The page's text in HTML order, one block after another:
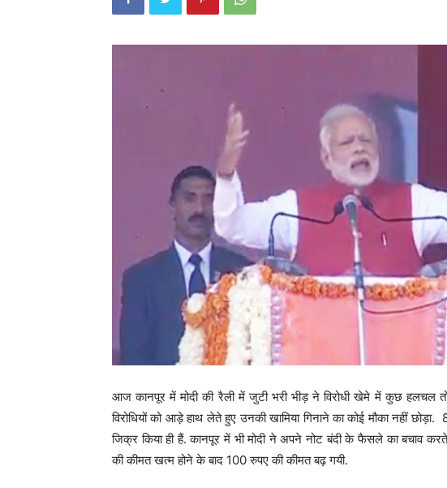
आज कानपूर में मोदी की रैली में जुटी भरी भीड़ ने विरोधी खेमे में कुछ हलचल तो
विरोधियों को आड़े हाथ लेते हुए उनकी खामिया गिनाने का कोई मौका नहीं छोड़ा.
जिक्र किया ही हैं. कानपूर में भी मोदी ने अपने नोट बंदी के फैसले का बचाव
की कीमत खत्म होने के बाद 100 रुपए की कीमत बढ़ गयी.